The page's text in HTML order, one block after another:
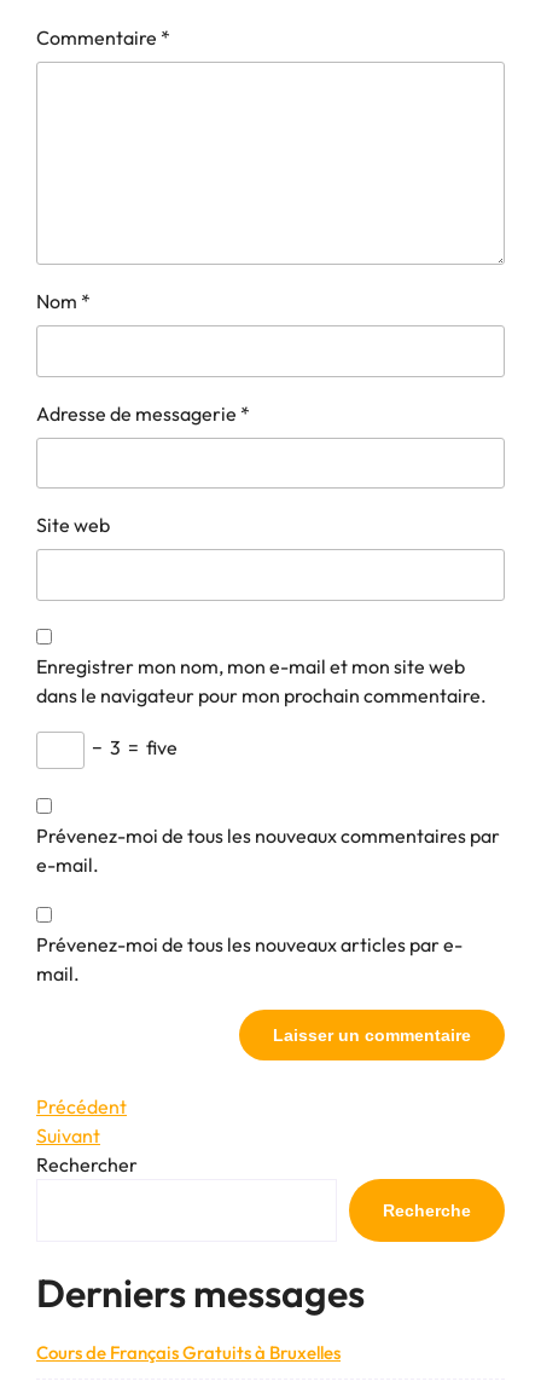
Commentaire *
Nom *
Adresse de messagerie *
Site web
Enregistrer mon nom, mon e-mail et mon site web
dans le navigateur pour mon prochain commentaire.
− 3 = five
Prévenez-moi de tous les nouveaux commentaires par
e-mail.
Prévenez-moi de tous les nouveaux articles par e-
mail.
Navigation
de
Article
précédent
Précédent
Article
suivant
Suivant
Rechercher
Recherche
Derniers messages
Cours de Français Gratuits à Bruxelles